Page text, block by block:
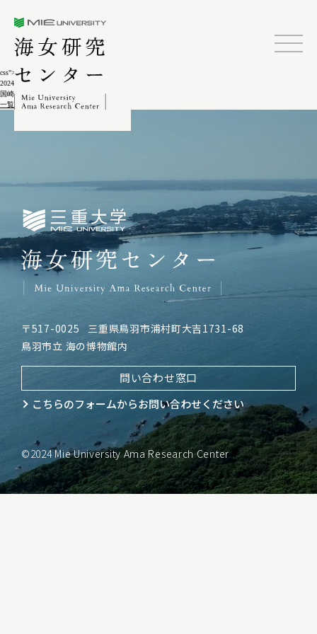
css">
2024.02.04
国崎ウニ漁5-3-4
一覧に戻る
三重大学海女研究センター
〒517-0025
三重県鳥羽市浦村町大吉1731-68
鳥羽市立 海の博物館内
問い合わせ窓口
こちらのフォームからお問い合わせください
©2024 Mie University Ama Research Center